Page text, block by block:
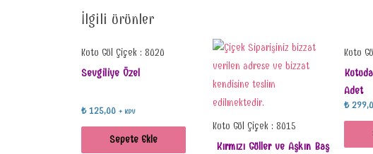
İlgili ürünler
Kutu Gül Çiçek : 8020
Sevgiliye Özel
₺125,00 + KDV
Sepete Ekle
Kutu Gül Çiçek : 8015
Kırmızı Güller ve Aşkın Baş
Kutu
Adet
₺